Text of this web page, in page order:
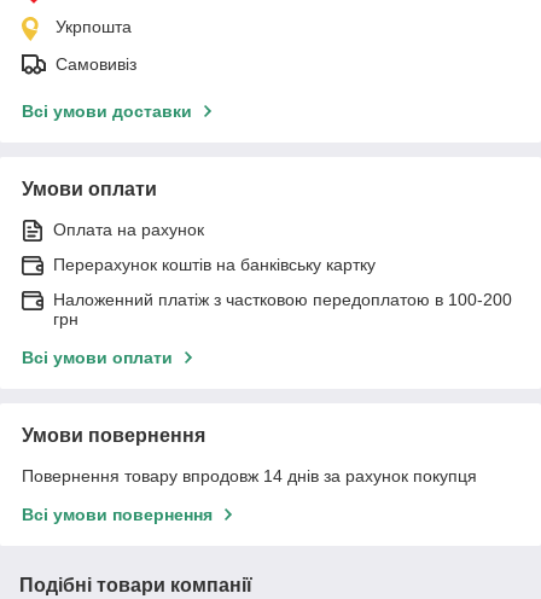
Укрпошта
Самовивіз
Всі умови доставки
Умови оплати
Оплата на рахунок
Перерахунок коштів на банківську картку
Наложенний платіж з частковою передоплатою в 100-200
грн
Всі умови оплати
Умови повернення
Повернення товару впродовж 14 днів за рахунок покупця
Всі умови повернення
Подібні товари компанії